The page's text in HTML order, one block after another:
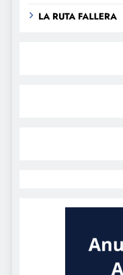
LA RUTA FALLERA